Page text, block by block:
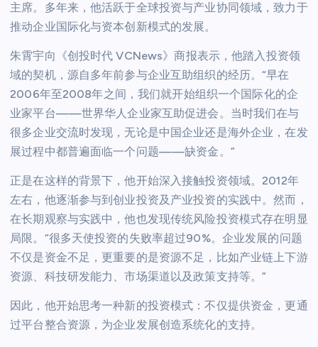
主席。多年来，他活跃于全球投资与产业协同领域，致力于
推动企业国际化与资本创新模式的发展。
朱霄宇向《创投时代 VCNews》商报表示，他踏入投资领
域的契机，源自多年前参与企业互助组织的经历。“早在
2006年至2008年之间，我们就开始组织一个国际化的企
业家平台——世界华人企业家互助促进会。当时我们在与
很多企业交流时发现，无论是中国企业还是海外企业，在发
展过程中都普遍面临一个问题——缺资金。”
正是在这样的背景下，他开始深入接触投资领域。2012年
左右，他逐渐参与到创业投资及产业投资的实践中。然而，
在长期观察与实践中，他也发现传统风险投资模式存在明显
局限。“很多天使投资的失败率超过90%。企业发展的问题
不仅是资金不足，更重要的是资源不足，比如产业链上下游
资源、科技研发能力、市场渠道以及政策支持等。”
因此，他开始思考一种新的投资模式：不仅提供资金，更通
过平台整合资源，为企业发展创造系统化的支持。